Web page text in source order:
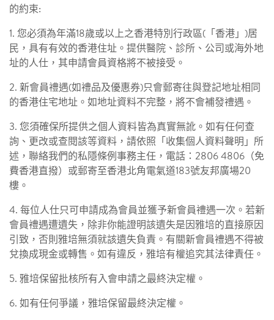
的約束:
1. 您必須為年滿18歲或以上之香港特別行政區(「香港」)居
民，具有有效的香港住址。提供醫院、診所、公司或海外地
址的人仕，其申請會員資格將不被接受。
2. 新會員禮遇(如禮品及優惠券)只會郵寄往與登記地址相同
的香港住宅地址。如地址資料不完整，將不會補發禮遇。
3. 您須確保所提供之個人資料皆為真實無訛。如有任何查
詢、更改或查閱該等資料，請依照「收集個人資料聲明」所
述，聯絡我們的私隱條例事務主任，電話：2806 4806（免
費香港直撥）或郵寄至香港北角電氣道183號友邦廣場20
樓。
4. 每位人仕只可申請成為會員並獲予新會員禮遇一次。若新
會員禮遇遭遺失，除非你能證明該遺失是因雅培的直接原因
引致，否則雅培無須就該遺失負責。有關新會員禮遇不得被
兌換成現金或轉售。如有違反，雅培有權追究其法律責任。
5. 雅培保留批核所有入會申請之最終決定權。
6. 如有任何爭議，雅培保留最終決定權。